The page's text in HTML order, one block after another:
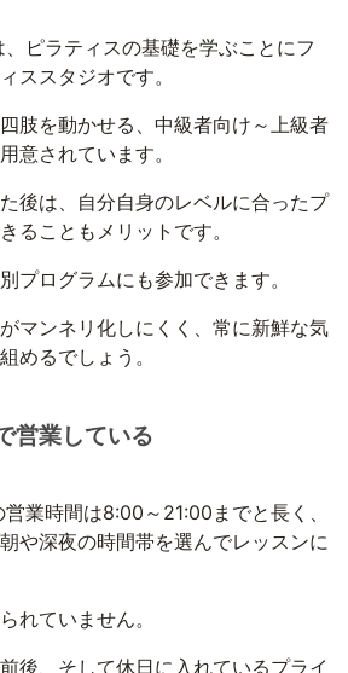
ピラティスの基礎を学ぶことにフ
ススタジオです。
肢を動かせる、中級者向け～上級者
意されています。
後は、自分自身のレベルに合ったプ
ることもメリットです。
プログラムにも参加できます。
マンネリ化しにくく、常に新鮮な気
めるでしょう。
営業している
業時間は8:00～21:00までと長く、
や深夜の時間帯を選んでレッスンに
れていません。
後、そして休日に入れているプライ